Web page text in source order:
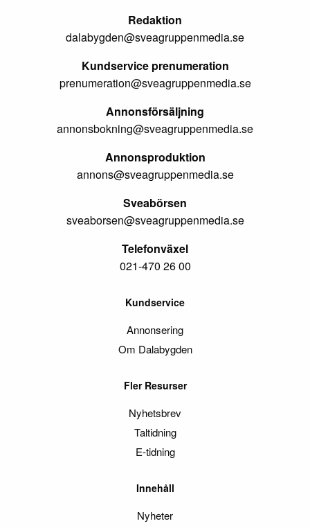
Redaktion
dalabygden@sveagruppenmedia.se
Kundservice prenumeration
prenumeration@sveagruppenmedia.se
Annonsförsäljning
annonsbokning@sveagruppenmedia.se
Annonsproduktion
annons@sveagruppenmedia.se
Sveabörsen
sveaborsen@sveagruppenmedia.se
Telefonväxel
021-470 26 00
Kundservice
Annonsering
Om Dalabygden
Fler Resurser
Nyhetsbrev
Taltidning
E-tidning
Innehåll
Nyheter